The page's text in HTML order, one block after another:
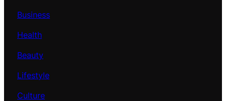
Business
Health
Beauty
Lifestyle
Culture